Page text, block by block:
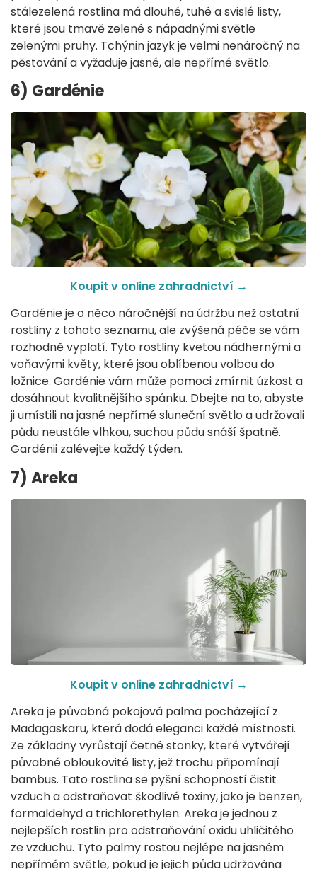
stálezelená rostlina má dlouhé, tuhé a svislé listy,
které jsou tmavě zelené s nápadnými světle
zelenými pruhy. Tchýnin jazyk je velmi nenáročný na
pěstování a vyžaduje jasné, ale nepřímé světlo.
6) Gardénie
Koupit v online zahradnictví →
Gardénie je o něco náročnější na údržbu než ostatní
rostliny z tohoto seznamu, ale zvýšená péče se vám
rozhodně vyplatí. Tyto rostliny kvetou nádhernými a
voňavými květy, které jsou oblíbenou volbou do
ložnice. Gardénie vám může pomoci zmírnit úzkost a
dosáhnout kvalitnějšího spánku. Dbejte na to, abyste
ji umístili na jasné nepřímé sluneční světlo a udržovali
půdu neustále vlhkou, suchou půdu snáší špatně.
Gardénii zalévejte každý týden.
7) Areka
Koupit v online zahradnictví →
Areka je půvabná pokojová palma pocházející z
Madagaskaru, která dodá eleganci každé místnosti.
Ze základny vyrůstají četné stonky, které vytvářejí
půvabné obloukovité listy, jež trochu připomínají
bambus. Tato rostlina se pyšní schopností čistit
vzduch a odstraňovat škodlivé toxiny, jako je benzen,
formaldehyd a trichlorethylen. Areka je jednou z
nejlepších rostlin pro odstraňování oxidu uhličitého
ze vzduchu. Tyto palmy rostou nejlépe na jasném
nepřímém světle, pokud je jejich půda udržována